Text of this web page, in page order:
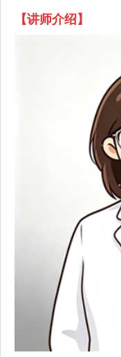
【讲师介绍】